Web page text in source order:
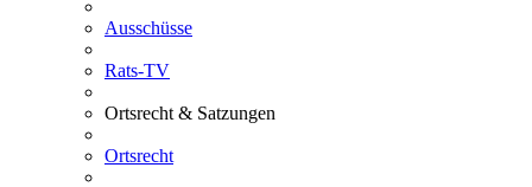
Ausschüsse
Rats-TV
Ortsrecht & Satzungen
Ortsrecht